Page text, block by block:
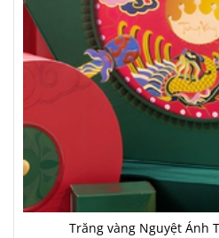
Trăng vàng Nguyệt Ánh